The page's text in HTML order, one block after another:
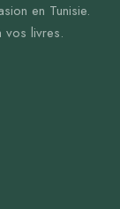
en Tunisie.
vos livres.